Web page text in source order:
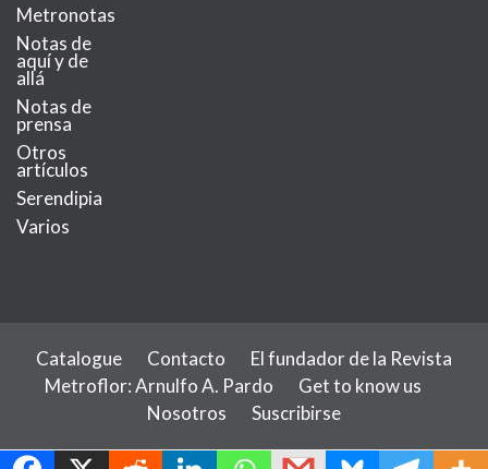
Metronotas
Notas de
aquí y de
allá
Notas de
prensa
Otros
artículos
Serendipia
Varios
Catalogue Contacto
El fundador de la Revista
Metroflor: Arnulfo A. Pardo
Get to know us
Nosotros
Suscribirse